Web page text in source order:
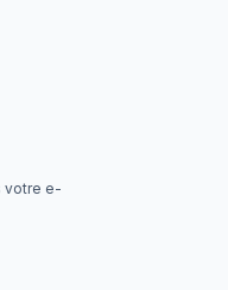
votre e-